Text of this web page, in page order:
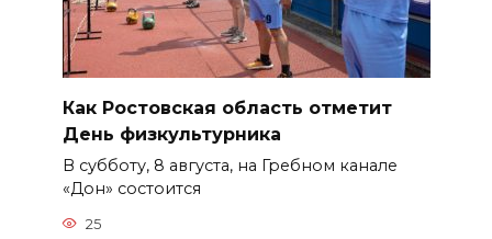
Как Ростовская область отметит
День физкультурника
В субботу, 8 августа, на Гребном канале
«Дон» состоится
25